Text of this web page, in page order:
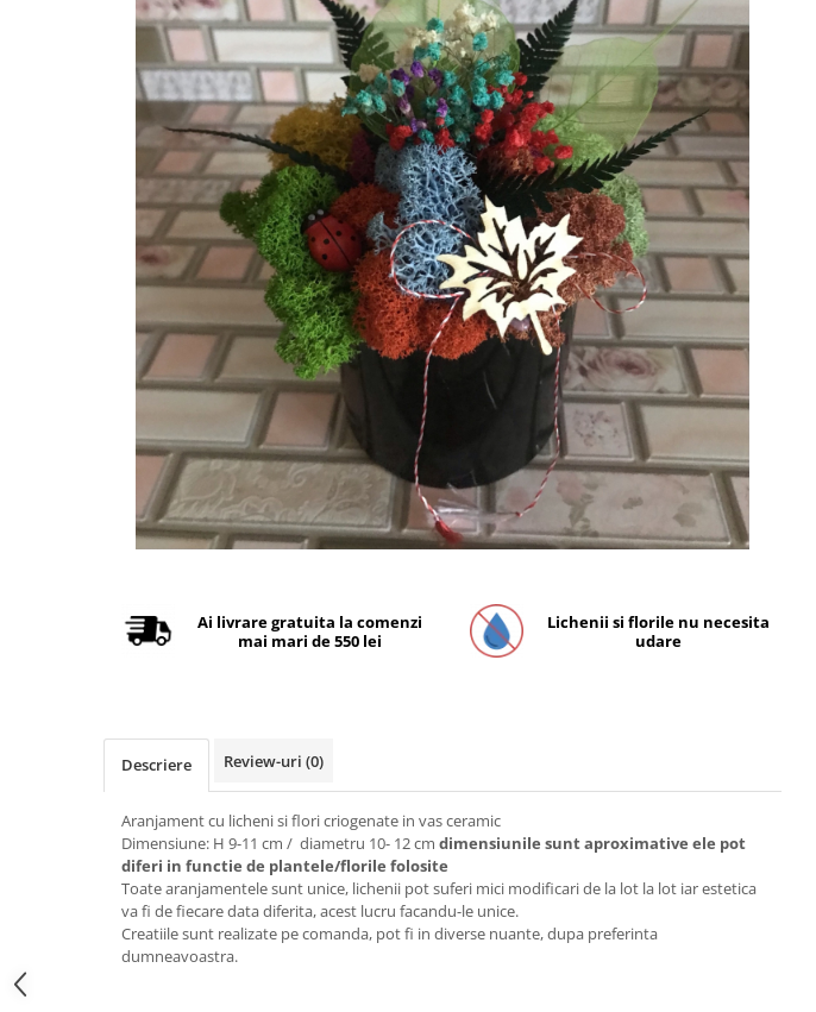
Tablou licheni pentru Barbati
Tablouri cu licheni pe canvas
Tablouri cu licheni pentru Nasi si
Tablouri fluturi
Facebook
Ai livrare gratuita la comenzi
mai mari de 550 lei
Lichenii si florile nu necesita
udare
Descriere Review-uri (0)
Aranjament cu licheni si flori criogenate in vas ceramic
Dimensiune: H 9-11 cm / diametru 10- 12 cm dimensiunile sunt aproximative ele pot
diferi in functie de plantele/florile folosite
Toate aranjamentele sunt unice, lichenii pot suferi mici modificari de la lot la lot iar estetica
va fi de fiecare data diferita, acest lucru facandu-le unice.
Creatiile sunt realizate pe comanda, pot fi in diverse nuante, dupa preferinta
dumneavoastra.